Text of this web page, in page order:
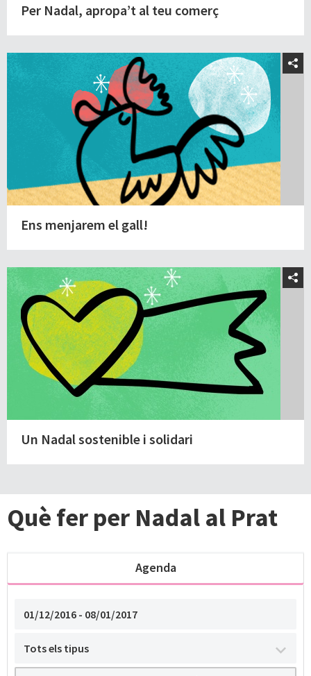
Per Nadal, apropa’t al teu comerç
Ens menjarem el gall!
Un Nadal sostenible i solidari
Què fer per Nadal al Prat
Agenda